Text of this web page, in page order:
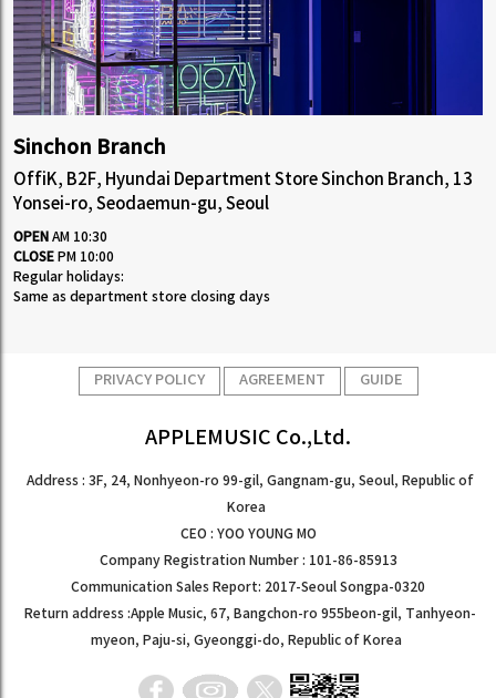
Sinchon Branch
OffiK, B2F, Hyundai Department Store Sinchon Branch, 13
Yonsei-ro, Seodaemun-gu, Seoul
OPEN AM 10:30
CLOSE PM 10:00
Regular holidays:
Same as department store closing days
PRIVACY POLICY AGREEMENT GUIDE
APPLEMUSIC Co.,Ltd.
Address : 3F, 24, Nonhyeon-ro 99-gil, Gangnam-gu, Seoul, Republic of
Korea
CEO : YOO YOUNG MO
Company Registration Number : 101-86-85913
Communication Sales Report: 2017-Seoul Songpa-0320
Return address :Apple Music, 67, Bangchon-ro 955beon-gil, Tanhyeon-
myeon, Paju-si, Gyeonggi-do, Republic of Korea